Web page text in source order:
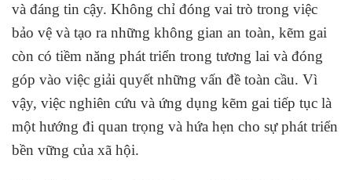
và đáng tin cậy. Không chỉ đóng vai trò trong việc
bảo vệ và tạo ra những không gian an toàn, kẽm gai
còn có tiềm năng phát triển trong tương lai và đóng
góp vào việc giải quyết những vấn đề toàn cầu. Vì
vậy, việc nghiên cứu và ứng dụng kẽm gai tiếp tục là
một hướng đi quan trọng và hứa hẹn cho sự phát triển
bền vững của xã hội.